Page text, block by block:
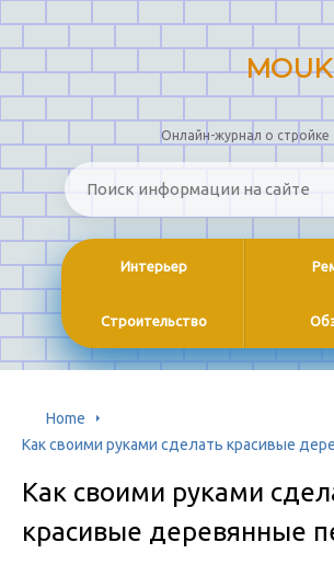
Онлайн-журнал о стройке
Интерьер
Строительство
Home
Как своими руками сделать красивые
Как своими руками
красивые деревянные